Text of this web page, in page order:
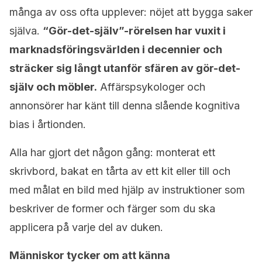
många av oss ofta upplever: nöjet att bygga saker
själva. “Gör-det-själv”-rörelsen har vuxit i
marknadsföringsvärlden i decennier och
sträcker sig långt utanför sfären av gör-det-
själv och möbler. Affärspsykologer och
annonsörer har känt till denna slående kognitiva
bias i årtionden.
Alla har gjort det någon gång: monterat ett
skrivbord, bakat en tårta av ett kit eller till och
med målat en bild med hjälp av instruktioner som
beskriver de former och färger som du ska
applicera på varje del av duken.
Människor tycker om att känna